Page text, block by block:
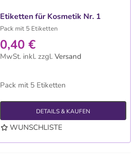
Etiketten für Kosmetik Nr. 1
Pack mit 5 Etiketten
0,40 €
MwSt. inkl. zzgl. Versand
Pack mit 5 Etiketten
DETAILS & KAUFEN
WUNSCHLISTE